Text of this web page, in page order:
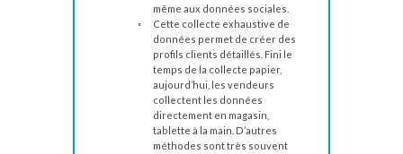
même aux données sociales.
Cette collecte exhaustive de
données permet de créer des
profils clients détaillés. Fini le
temps de la collecte papier,
aujourd’hui, les vendeurs
collectent les données
directement en magasin,
tablette à la main. D’autres
méthodes sont très souvent